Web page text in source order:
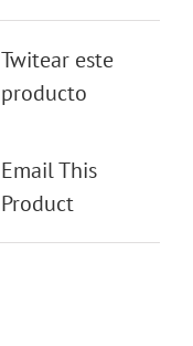
Twitear este
producto
Email This
Product